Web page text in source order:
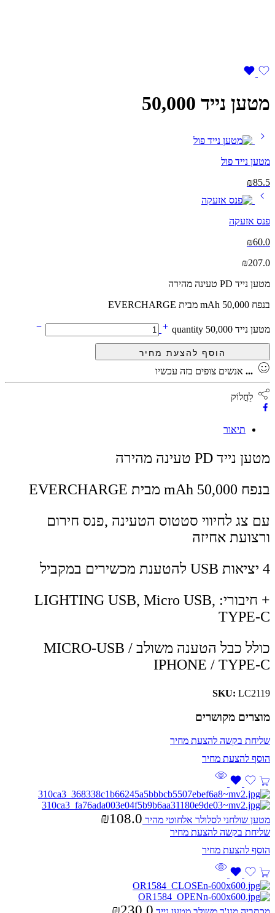
מטען נייד 50,000
מטען נייד פול
₪85.5
פנס אזעקה
₪60.0
₪207.0
מטען נייד PD טעינה מהירה
בנפח 50,000 mAh מבית EVERCHARGE
מטען נייד 50,000 quantity
... אנשים צופים בזה עכשיו
לַחֲלוֹק
תיאור
מטען נייד PD טעינה מהירה
בנפח 50,000 mAh מבית EVERCHARGE
עם צג לחיווי סטטוס הטעינה ,פנס חירום
ורצועת אחיזה
4 יציאות USB להטענת מכשירים במקביל
+ חיבורי: LIGHTING USB, Micro USB,
TYPE-C
כולל כבל הטענה משולב MICRO-USB /
IPHONE / TYPE-C
SKU: LC2119
מוצרים מקושרים
שליחת בקשה להצעת מחיר
מטען שולחני לסלולר אלחוטי מהיר ₪108.0
שליחת בקשה להצעת מחיר